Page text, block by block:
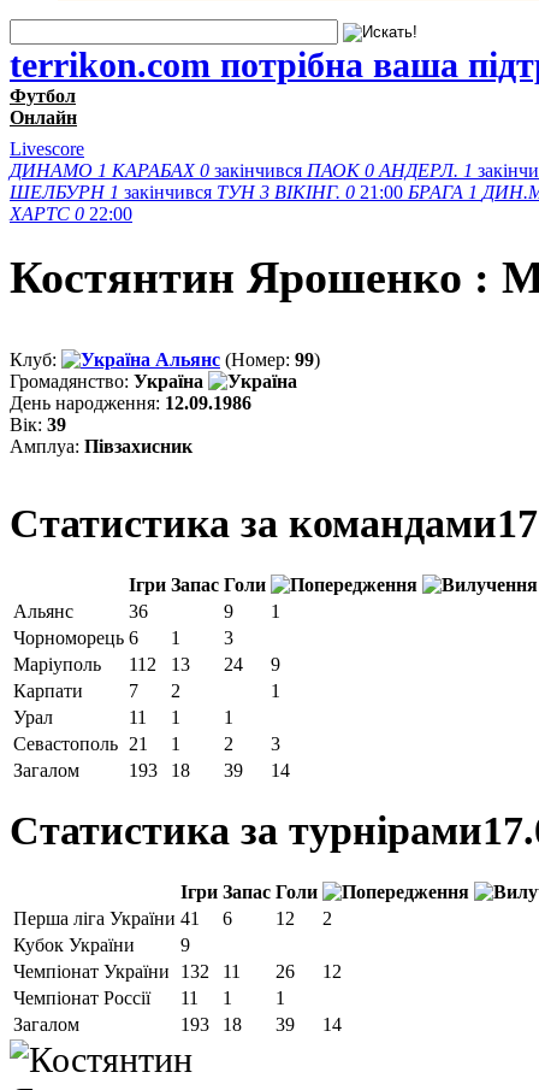
terrikon.com потрібна ваша
Футбол
Онлайн
Livescore
ДИНАМО 1 КАРАБАХ 0 закінчився ПАОК 0 АНДЕРЛ. 1
ШЕЛБУРН 1 закінчився ТУН 3 ВІКІНГ. 0 21:00 БРАГА 1
ХАРТС 0 22:00
Костянтин Ярошенко :
Клуб: Альянс (Номер: 99)
Громадянство: Україна
День народження: 12.09.1986
Вік: 39
Амплуа: Півзахисник
Статистика за командами
Ігри Запас Голи
Альянс
36 9
1
Чорноморець 6 1
3
Маріуполь
112 13 24
9
Карпати
7 2
1
Урал
11 1
1
Севастополь 21 1 2
3
Загалом
193 18 39 14
Статистика за турнірами
Ігри Запас Голи
Перша ліга України 41 6 12
2
Кубок України
9
Чемпіонат України
132 11 26
12
Чемпіонат Россії
11 1
1
Загалом
193 18 39 14